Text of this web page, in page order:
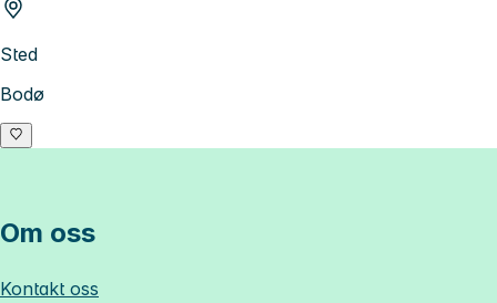
Sted
Bodø
Om oss
Kontakt oss